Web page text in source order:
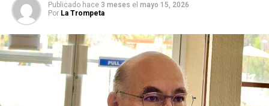
Publicado hace 3 meses el mayo 15, 2026
Por La Trompeta